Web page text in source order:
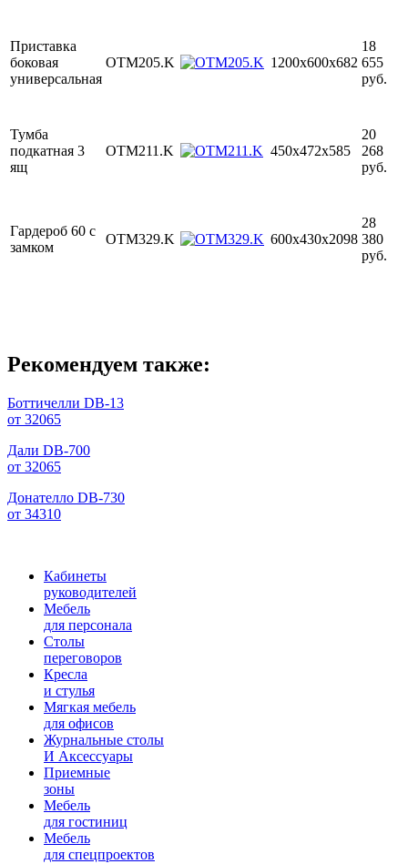
Приставка
боковая
универсальная
OTM205.K 1200х600х682
18
655
руб.
Тумба
подкатная 3
ящ
OTM211.K 450х472х585
20
268
руб.
Гардероб 60 с
замком
OTM329.K 600х430х2098
28
380
руб.
Рекомендуем также:
Боттичелли DB-13
от 32065
Дали DB-700
от 32065
Донателло DB-730
от 34310
Кабинеты
руководителей
Мебель
для персонала
Столы
переговоров
Кресла
и стулья
Мягкая мебель
для офисов
Журнальные столы
И Аксессуары
Приемные
зоны
Мебель
для гостиниц
Мебель
для cпецпроектов